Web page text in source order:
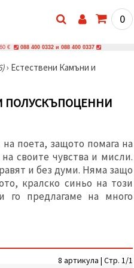
0
€ 088 400 0332 и 088 400 0337
› Естествени Камъни и
ПОЛУСКЪПОЦЕННИ
поета, защото помага на
своите чувства и мисли.
и без думи. Няма защо
кралско синьо на този
предлагаме на много
8 артикула | Стр. 1/1